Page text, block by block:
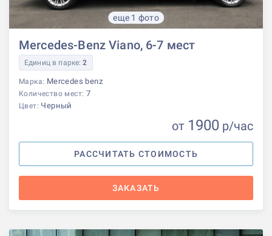
еще 1 фото
Mercedes-Benz Viano, 6-7 мест
Единиц в парке:2
Марка: Mercedes benz
Количество мест: 7
Цвет: Черный
от 1900 р/час
РАССЧИТАТЬ СТОИМОСТЬ
ЗАКАЗАТЬ